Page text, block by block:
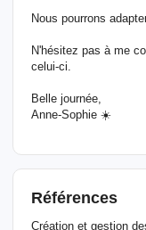
Nous pourrons
N'hésitez pas à me
celui-ci.
Belle journée,
Anne-Sophie ☀️
Références
Création et gestion